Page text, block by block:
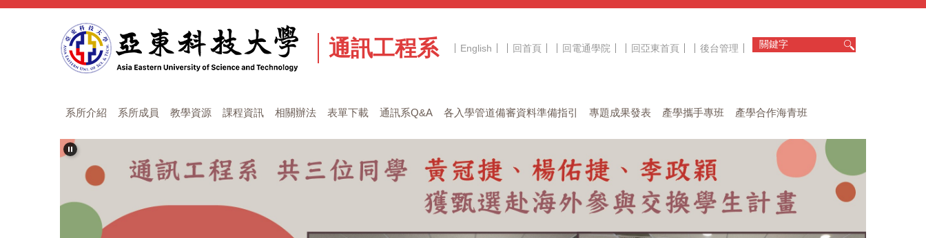
跳
通訊工程系 English 回首頁 回電通學院 回亞東首頁 後台管理
系所介紹 系所成員 教學資源 課程資訊 相關辦法 表單下載 通訊系Q&A 各入學管道備審資料準備指引 專題成果發表 產學攜手專班 產學合作海青班